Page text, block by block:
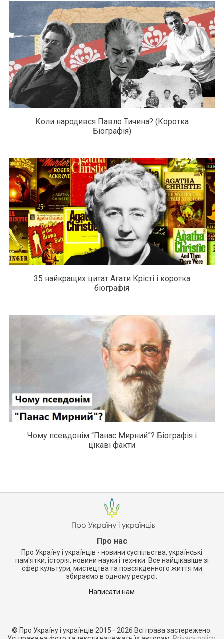
Коли народився Павло Тичина? (Коротка
Біографія)
35 найкращих цитат Агати Крісті і коротка
біографія
Чому псевдонім “Панас Мирний”? Біографія і
цікаві факти
Про нас
Про Україну і українців - новини суспільства, українські
пам'ятки, історія, новини науки і техніки. Все найцікавіше зі
сфер культури, мистецтва та повсякденного життя ми
збираємо в одному ресурсі.
Написати нам
© Про Україну і українців 2015—2026 Всі права застережено.